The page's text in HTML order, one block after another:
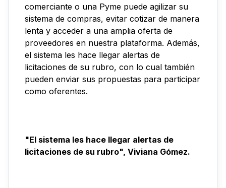
comerciante o una Pyme puede agilizar su
sistema de compras, evitar cotizar de manera
lenta y acceder a una amplia oferta de
proveedores en nuestra plataforma. Además,
el sistema les hace llegar alertas de
licitaciones de su rubro, con lo cual también
pueden enviar sus propuestas para participar
como oferentes.
"El sistema les hace llegar alertas de
licitaciones de su rubro", Viviana Gómez.